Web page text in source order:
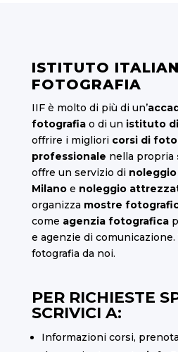
ISTITUTO
FOTOGRAFIA
IIF è molto di più di un’
fotografiao di un istituto
offrire i migliori corsi di
professionale nella propria
offre un servizio di
Milano e noleggio
organizza mostre
come agenzia fotografica
e agenzie di
fotografia da noi.
PER RICHIESTE
SCRIVICI A:
Informazioni corsi,